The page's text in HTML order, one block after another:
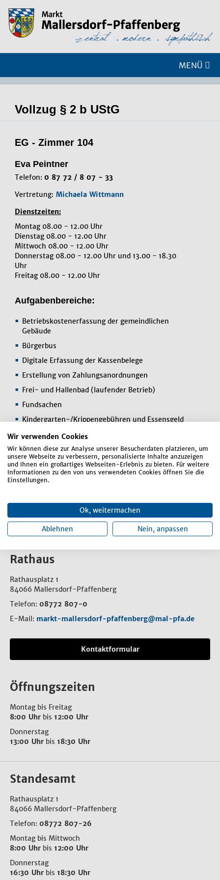
Wir verwenden Cookies
Wir können diese zur Analyse unserer Besucherdaten platzieren, um
unsere Webseite zu verbessern, personalisierte Inhalte anzuzeigen
und Ihnen ein großartiges Webseiten-Erlebnis zu bieten. Für weitere
Informationen zu den von uns verwendeten Cookies öffnen Sie die
Einstellungen.
Ok, weitermachen
Ablehnen Nein, anpassen
MENÜ
Vollzug § 2 b UStG
EG - Zimmer 104
Eva Peintner
Telefon: 0 87 72 / 8 07 - 33
Vertretung: Michaela Wittmann
Dienstzeiten:
Montag 08.00 - 12.00 Uhr
Dienstag 08.00 - 12.00 Uhr
Mittwoch 08.00 - 12.00 Uhr
Donnerstag 08.00 - 12.00 Uhr und 13.00 - 18.30
Uhr
Freitag 08.00 - 12.00 Uhr
Aufgabenbereiche:
Betriebskostenerfassung der gemeindlichen
Gebäude
Bürgerbus
Digitale Erfassung der Kassenbelege
Erstellung von Zahlungsanordnungen
Frei- und Hallenbad (laufender Betrieb)
Fundsachen
Kindergarten-/Krippengebühren und Essensgeld
Landkreiszehnerkarte
Mitarbeit Kämmerei
Senioren-Mobility und Jugendtaxi-Schecks
Statistik Verbrauchsgebühren
Rathaus
Rathausplatz 1
84066 Mallersdorf-Pfaffenberg
Telefon: 08772 807-0
E-Mail: markt-mallersdorf-pfaffenberg@mal-pfa.de
Kontaktformular
Öffnungszeiten
Montag bis Freitag
8:00 Uhr bis 12:00 Uhr
Donnerstag
13:00 Uhr bis 18:30 Uhr
Standesamt
Rathausplatz 1
84066 Mallersdorf-Pfaffenberg
Telefon: 08772 807-26
Montag bis Mittwoch
8:00 Uhr bis 12:00 Uhr
Donnerstag
16:30 Uhr bis 18:30 Uhr